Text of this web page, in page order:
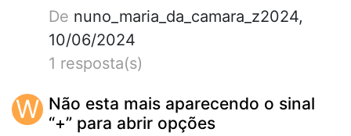
De nuno_maria_da_camara_z2024,
10/06/2024
1 resposta(s)
W Não esta mais aparecendo o sinal
“+” para abrir opções